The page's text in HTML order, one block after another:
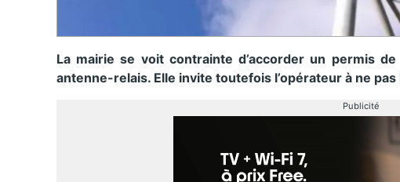
La mairie se voit contrainte d’accorder un permis
antenne-relais. Elle invite toutefois l’opérateur à ne
Publicité